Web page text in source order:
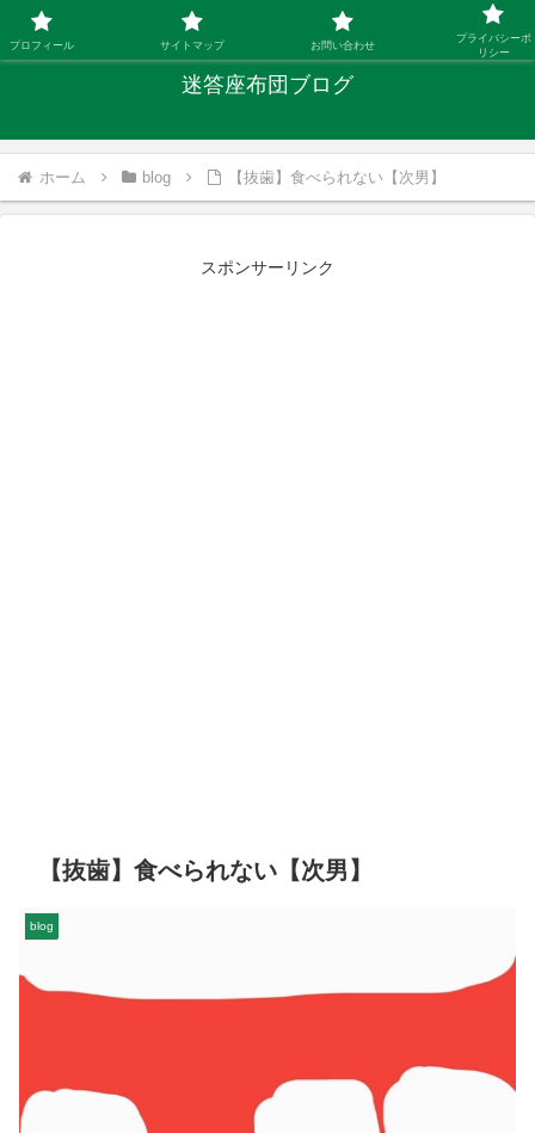
「ひとり親」40代シングルファザーの子育て迷答
迷答座布団ブログ
ホーム blog 【抜歯】食べられない【次男】
スポンサーリンク
【抜歯】食べられない【次男】
blog
プロフィール サイトマップ お問い合わせ
プライバシーポ
リシー